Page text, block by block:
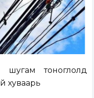
шугам тоноглолд
хуваарь